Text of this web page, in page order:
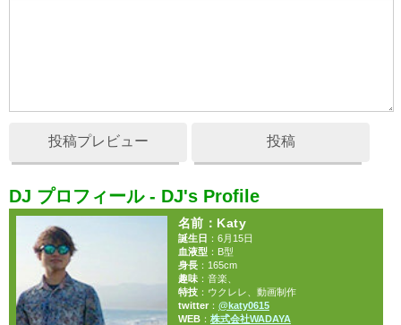
投稿プレビュー 投稿
DJ プロフィール - DJ's Profile
名前 ：Katy
誕生日 ：6月15日
血液型：B型
身長：165cm
趣味：音楽、
特技：ウクレレ、動画制作
twitter： @katy0615
WEB： 株式会社WADAYA